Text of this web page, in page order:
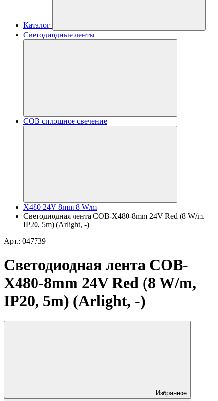
Каталог
Светодиодные ленты
COB сплошное свечение
X480 24V 8mm 8 W/m
Светодиодная лента COB-X480-8mm 24V Red (8 W/m,
IP20, 5m) (Arlight, -)
Арт.: 047739
Светодиодная лента COB-
X480-8mm 24V Red (8 W/m,
IP20, 5m) (Arlight, -)
Избранное